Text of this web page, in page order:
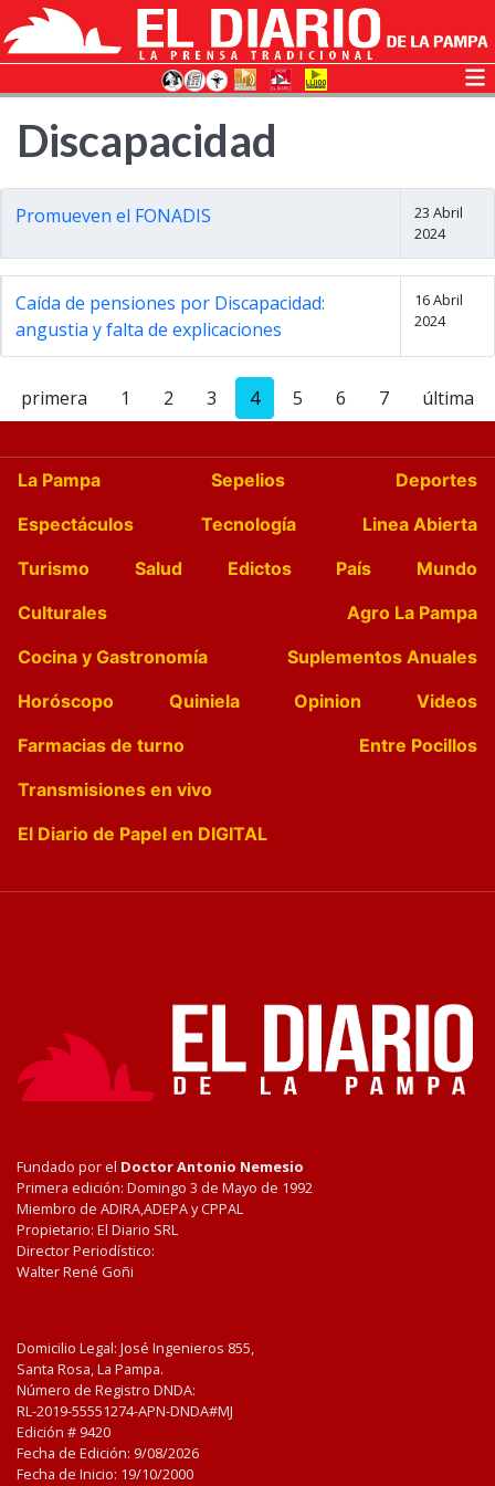
Discapacidad
Promueven el FONADIS
23 Abril
2024
Caída de pensiones por Discapacidad:
angustia y falta de explicaciones
16 Abril
2024
primera 1 2 3 4 5 6 7 última
La Pampa Sepelios
Deportes
Espectáculos
Tecnología
Linea Abierta
Turismo
Salud Edictos País
Mundo
Culturales
Agro La Pampa
Cocina y Gastronomía
Suplementos Anuales
Horóscopo
Quiniela Opinion
Videos
Farmacias de turno
Entre Pocillos
Transmisiones en vivo
El Diario de Papel en DIGITAL
Fundado por el Doctor Antonio Nemesio
Primera edición: Domingo 3 de Mayo de 1992
Miembro de ADIRA,ADEPA y CPPAL
Propietario: El Diario SRL
Director Periodístico:
Walter René Goñi
Domicilio Legal: José Ingenieros 855,
Santa Rosa, La Pampa.
Número de Registro DNDA:
RL-2019-55551274-APN-DNDA#MJ
Edición # 9420
Fecha de Edición: 9/08/2026
Fecha de Inicio: 19/10/2000